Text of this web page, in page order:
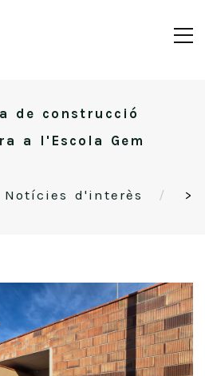
de construcció
a l'Escola Gem
>
Notícies d'interès